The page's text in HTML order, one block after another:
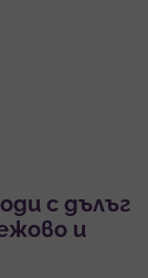
с дълъг
и